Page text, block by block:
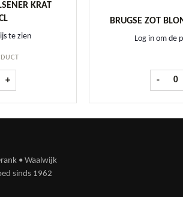
KRAT
te zien
Extra Pilsener krat 24x33 cl aantal
+
BRUGSE ZOT
Log in om de
-
• Waalwijk
sinds 1962